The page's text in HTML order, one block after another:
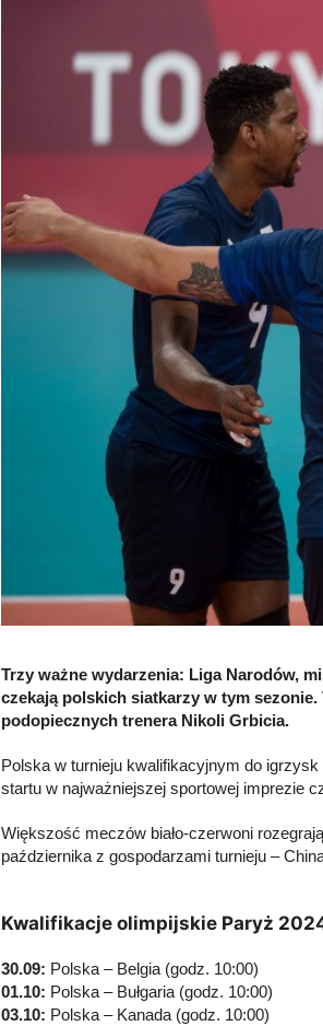
Trzy ważne wydarzenia: Liga Narodów,
czekają polskich siatkarzy w tym
podopiecznych trenera Nikoli Grbicia.
Polska w turnieju kwalifikacyjnym do
startu w najważniejszej sportowej imprezie
Większość meczów biało-czerwoni
października z gospodarzami turnieju –
Kwalifikacje olimpijskie Paryż
30.09: Polska – Belgia (godz. 10:00)
01.10: Polska – Bułgaria (godz. 10:00)
03.10: Polska – Kanada (godz. 10:00)